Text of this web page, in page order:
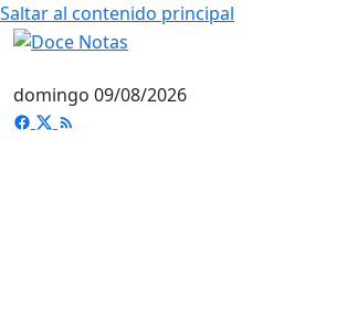
Saltar al contenido principal
domingo 09/08/2026